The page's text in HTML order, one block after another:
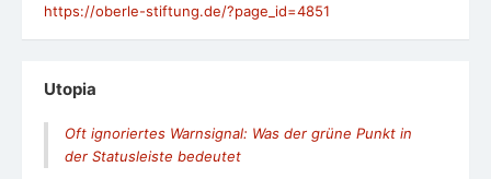
https://oberle-stiftung.de/?page_id=4851
Utopia
Oft ignoriertes Warnsignal: Was der grüne Punkt in
der Statusleiste bedeutet